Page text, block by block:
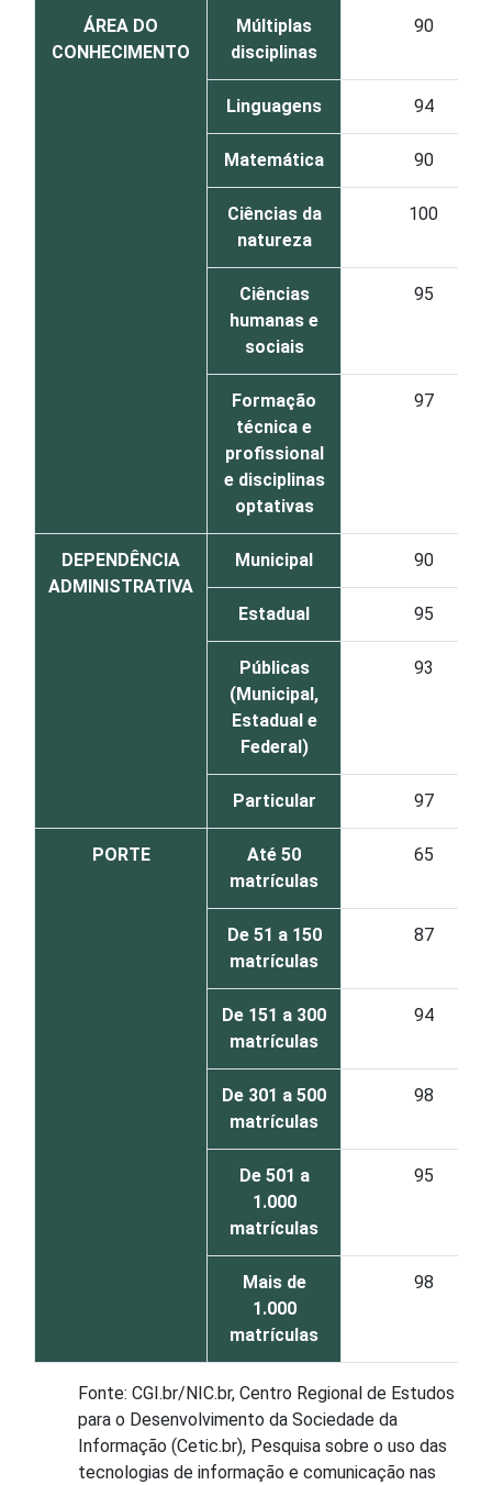
ÁREA DO
CONHECIMENTO
Múltiplas
disciplinas
90
Linguagens 94
Matemática 90
Ciências da
natureza
100
Ciências
humanas e
sociais
95
Formação
técnica e
profissional
e disciplinas
optativas
97
DEPENDÊNCIA
ADMINISTRATIVA
Municipal 90
Estadual 95
Públicas
(Municipal,
Estadual e
Federal)
93
Particular 97
PORTE
Até 50
matrículas
65
De 51 a 150
matrículas
87
De 151 a 300
matrículas
94
De 301 a 500
matrículas
98
De 501 a
1.000
matrículas
95
Mais de
1.000
matrículas
98
Fonte: CGI.br/NIC.br, Centro Regional de Estudos
para o Desenvolvimento da Sociedade da
Informação (Cetic.br), Pesquisa sobre o uso das
tecnologias de informação e comunicação nas